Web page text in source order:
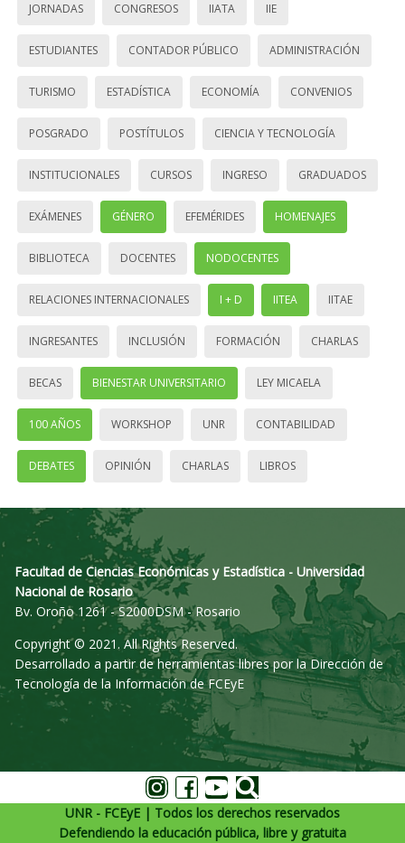
JORNADAS CONGRESOS IIATA IIE
ESTUDIANTES CONTADOR PÚBLICO ADMINISTRACIÓN
TURISMO ESTADÍSTICA ECONOMÍA CONVENIOS
POSGRADO POSTÍTULOS CIENCIA Y TECNOLOGÍA
INSTITUCIONALES CURSOS INGRESO GRADUADOS
EXÁMENES GÉNERO EFEMÉRIDES HOMENAJES
BIBLIOTECA DOCENTES NODOCENTES
RELACIONES INTERNACIONALES I + D IITEA IITAE
INGRESANTES INCLUSIÓN FORMACIÓN CHARLAS
BECAS BIENESTAR UNIVERSITARIO LEY MICAELA
100 AÑOS WORKSHOP UNR CONTABILIDAD
DEBATES OPINIÓN CHARLAS LIBROS
Facultad de Ciencias Económicas y Estadística - Universidad
Nacional de Rosario
Bv. Oroño 1261 - S2000DSM - Rosario
Copyright © 2021. All Rights Reserved.
Desarrollado a partir de herramientas libres por la Dirección de
Tecnología de la Información de FCEyE
UNR - FCEyE | Todos los derechos reservados
Defendiendo la educación pública, libre y gratuita